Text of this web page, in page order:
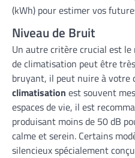
(kWh) pour estimer vos
Niveau de Bruit
Un autre critère crucial est
de climatisation peut être
bruyant, il peut nuire à votre
climatisation est souvent
espaces de vie, il est
produisant moins de 50 dB
calme et serein. Certains
silencieux spécialement